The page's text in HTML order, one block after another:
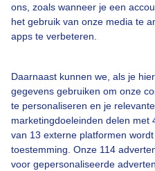
ons, zoals wanneer je een
het gebruik van onze media te
apps te verbeteren.
Daarnaast kunnen we, als je
gegevens gebruiken om onze
te personaliseren en je
marketingdoeleinden delen met
van 13 externe platformen
toestemming. Onze 114
voor gepersonaliseerde
Een
Over Buienradar
Bedrijfsgegevens